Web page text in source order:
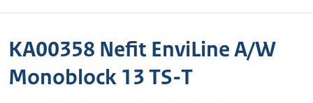
KA00358 Nefit EnviLine A/W
Monoblock 13 TS-T